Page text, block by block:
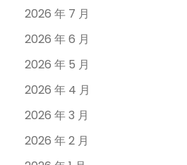
2026 年 7 月
2026 年 6 月
2026 年 5 月
2026 年 4 月
2026 年 3 月
2026 年 2 月